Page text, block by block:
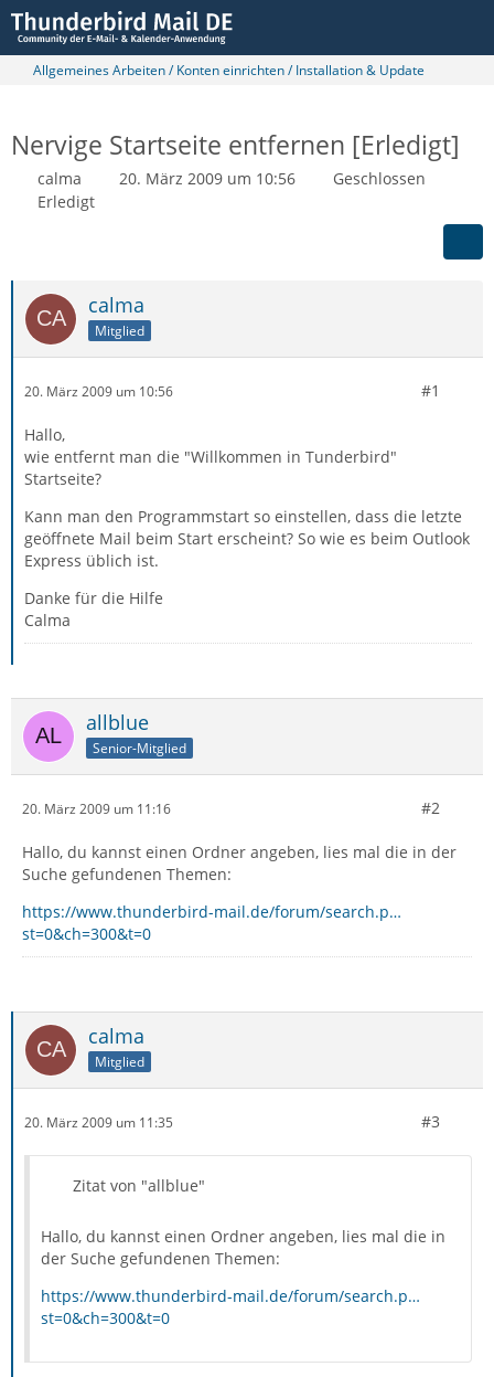
Allgemeines Arbeiten / Konten einrichten / Installation & Update
Nervige Startseite entfernen [Erledigt]
calma 20. März 2009 um 10:56
Geschlossen
Erledigt
calma
Mitglied
20. März 2009 um 10:56 #1
Hallo,
wie entfernt man die "Willkommen in Tunderbird"
Startseite?
Kann man den Programmstart so einstellen, dass die letzte
geöffnete Mail beim Start erscheint? So wie es beim Outlook
Express üblich ist.
Danke für die Hilfe
Calma
allblue
Senior-Mitglied
20. März 2009 um 11:16 #2
Hallo, du kannst einen Ordner angeben, lies mal die in der
Suche gefundenen Themen:
https://www.thunderbird-mail.de/forum/search.p…
st=0&ch=300&t=0
calma
Mitglied
20. März 2009 um 11:35 #3
Zitat von "allblue"
Hallo, du kannst einen Ordner angeben, lies mal die in
der Suche gefundenen Themen:
https://www.thunderbird-mail.de/forum/search.p…
st=0&ch=300&t=0